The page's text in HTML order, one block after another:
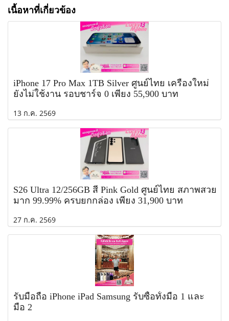
เนื้อหาที่เกี่ยวข้อง
iPhone 17 Pro Max 1TB Silver ศูนย์ไทย เครื่องใหม่
ยังไม่ใช้งาน รอบชาร์จ 0 เพียง 55,900 บาท
13 ก.ค. 2569
S26 Ultra 12/256GB สี Pink Gold ศูนย์ไทย สภาพสวย
มาก 99.99% ครบยกกล่อง เพียง 31,900 บาท
27 ก.ค. 2569
รับมือถือ iPhone iPad Samsung รับซื้อทั้งมือ 1 และ
มือ 2